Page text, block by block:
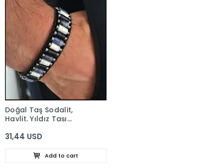
Doğal Taş Sodalit,
Havlit, Yıldız Taşı
31,44 USD
Add to cart